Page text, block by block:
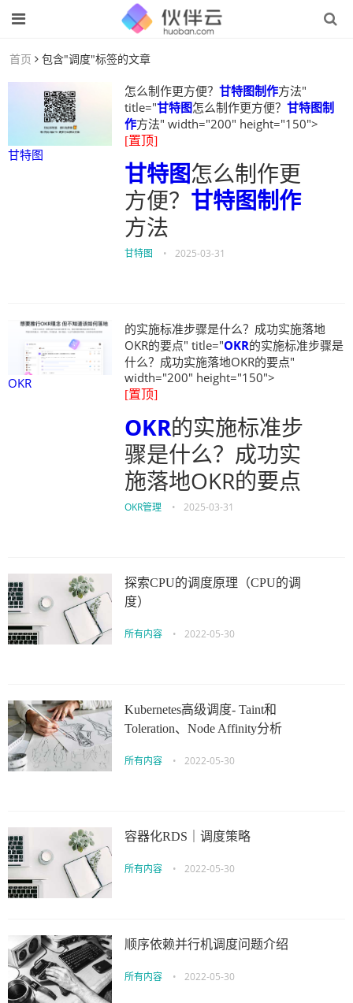
首页 包含"调度"标签的文章
甘特图
怎么制作更方便？ 甘特图制作方法"
title="甘特图怎么制作更方便？ 甘特图制
作方法" width="200" height="150">
[置顶]
甘特图怎么制作更
方便？ 甘特图制作
方法
甘特图 • 2025-03-31
OKR
的实施标准步骤是什么？成功实施落地
OKR的要点" title="OKR的实施标准步骤是
什么？成功实施落地OKR的要点"
width="200" height="150">
[置顶]
OKR的实施标准步
骤是什么？成功实
施落地OKR的要点
OKR管理 • 2025-03-31
探索CPU的调度原理（CPU的调
度）
所有内容 • 2022-05-30
Kubernetes高级调度- Taint和
Toleration、Node Affinity分析
所有内容 • 2022-05-30
容器化RDS｜调度策略
所有内容 • 2022-05-30
顺序依赖并行机调度问题介绍
所有内容 • 2022-05-30